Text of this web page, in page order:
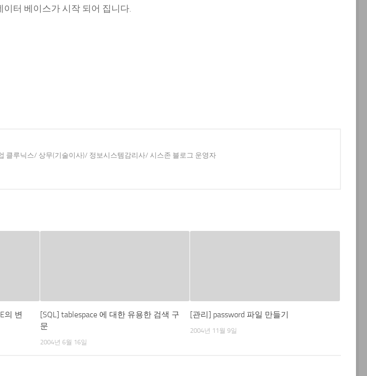
터 베이스가 시작 되어 집니다.
클루닉스/ 상무(기술이사)/ 정보시스템감리사/ 시스존 블로그 운영자
의 변
[SQL] tablespace 에 대한 유용한 검색 구
문
2004년 6월 16일
[관리] password 파일 만들기
2004년 11월 9일